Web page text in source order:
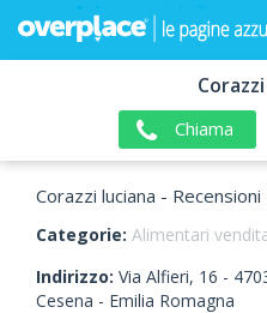
Chiama
Corazzi luciana -
Categorie: Alimentari
Indirizzo: Via Alfieri, 16 -
Cesena - Emilia Romagna